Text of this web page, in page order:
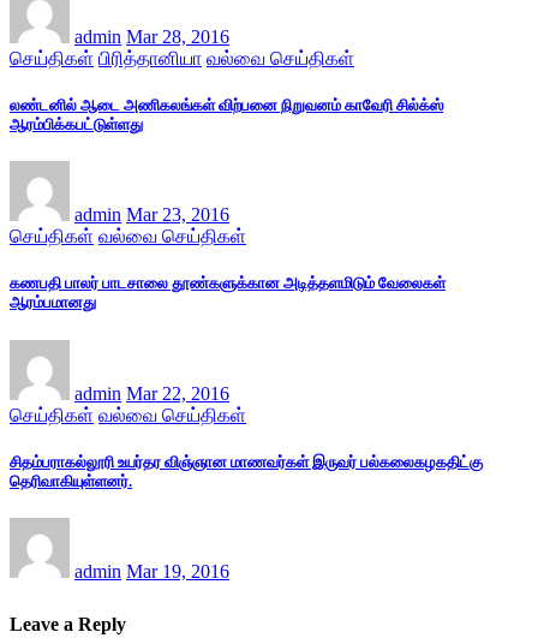
admin Mar 28, 2016
செய்திகள் பிரித்தானியா வல்வை செய்திகள்
லண்டனில் ஆடை அணிகலங்கள் விற்பனை நிறுவனம் காவேரி சில்க்ஸ்
ஆரம்பிக்கபட்டுள்ளது
admin Mar 23, 2016
செய்திகள் வல்வை செய்திகள்
கணபதி பாலர் பாடசாலை தூண்களுக்கான அடித்தளமிடும் வேலைகள்
ஆரம்பமானது
admin Mar 22, 2016
செய்திகள் வல்வை செய்திகள்
சிதம்பராகல்லூரி உயர்தர விஞ்ஞான மாணவர்கள் இருவர் பல்கலைகழகதிட்கு
தெரிவாகியுள்ளனர்.
admin Mar 19, 2016
Leave a Reply